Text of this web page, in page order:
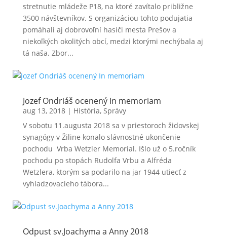
stretnutie mládeže P18, na ktoré zavítalo približne
3500 návštevníkov. S organizáciou tohto podujatia
pomáhali aj dobrovoľní hasiči mesta Prešov a
niekoľkých okolitých obcí, medzi ktorými nechýbala aj
tá naša. Zbor...
Jozef Ondriáš ocenený In memoriam
aug 13, 2018| História, Správy
V sobotu 11.augusta 2018 sa v priestoroch židovskej
synagógy v Žiline konalo slávnostné ukončenie
pochodu Vrba Wetzler Memorial. Išlo už o 5.ročník
pochodu po stopách Rudolfa Vrbu a Alfréda
Wetzlera, ktorým sa podarilo na jar 1944 utiecť z
vyhladzovacieho tábora...
Odpust sv.Joachyma a Anny 2018